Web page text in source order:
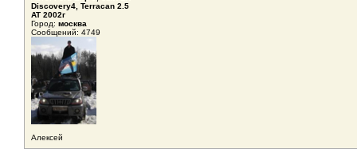
Discovery4, Terracan 2.5
AT 2002г
Город: москва
Сообщений: 4749
Алексей